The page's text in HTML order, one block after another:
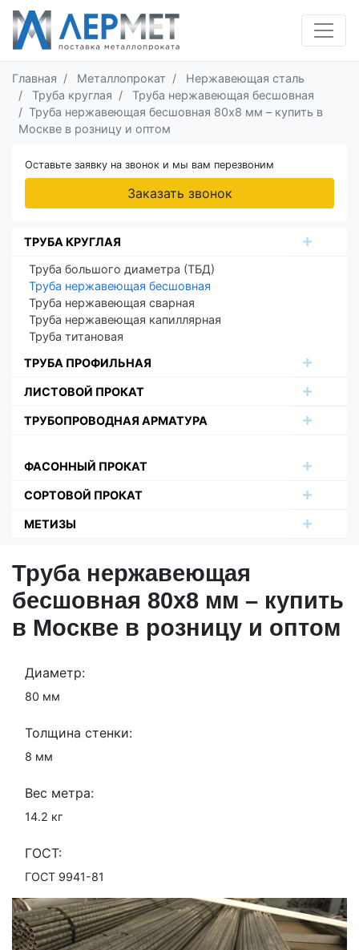
Главная Металлопрокат
Нержавеющая сталь
Труба круглая
Труба нержавеющая бесшовная
Труба нержавеющая бесшовная 80х8 мм – купить в
Москве в розницу и оптом
Оставьте заявку на звонок и мы вам перезвоним
Заказать звонок
ТРУБА КРУГЛАЯ
Труба большого диаметра (ТБД)
Труба нержавеющая бесшовная
Труба нержавеющая сварная
Труба нержавеющая капиллярная
Труба титановая
ТРУБА ПРОФИЛЬНАЯ
ЛИСТОВОЙ ПРОКАТ
ТРУБОПРОВОДНАЯ АРМАТУРА
ФАСОННЫЙ ПРОКАТ
СОРТОВОЙ ПРОКАТ
МЕТИЗЫ
Труба нержавеющая
бесшовная 80х8 мм – купить
в Москве в розницу и оптом
Диаметр:
80 мм
Толщина стенки:
8 мм
Вес метра:
14.2 кг
ГОСТ:
ГОСТ 9941-81